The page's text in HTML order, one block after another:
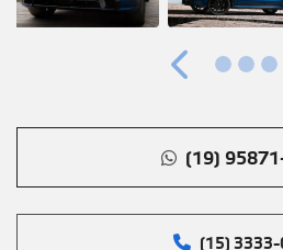
Anterior
(19)
(15)